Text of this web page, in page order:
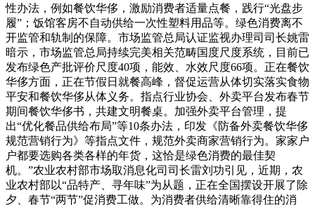
性办法，例如餐饮华侈，激励消费者适量点餐，践行“光盘步
履”；饭馆客房不自动供给一次性塑料用品等。绿色消费离不
开监管和轨制的保障。市场监管总局认证监视办理司司长姚雷
暗示，市场监管总局持续完美相关范畴国度尺度系统，目前已
发布绿色产批评价尺度40项，能效、水效尺度66项。正在餐饮
华侈方面，正在节假日就餐高峰，督促运营从体切实落实食物
平安和餐饮华侈从体义务。指点行业协会、外卖平台发布春节
期间餐饮华侈书，共建文明餐桌。加强外卖平台管理，提
出“优化餐品供给布局”等10条办法，印发《防备外卖餐饮华侈
规范营销行为》等指点文件，规范外卖商家营销行为。家家户
户都要选购各类各样的年货，这恰是绿色消费的最佳契
机。”农业农村部市场取消息化司司长雷刘功引见，近期，农
业农村部以“品特产、寻年味”为从题，正在全国摆设开展了除
夕、春节“两节”促消费工做。为消费者供给清晰靠得住的消